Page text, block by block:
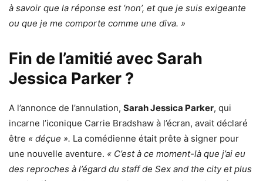
à savoir que la réponse est ‘non’, et que je suis exigeante
ou que je me comporte comme une diva. »
Fin de l’amitié avec Sarah
Jessica Parker ?
A l’annonce de l’annulation, Sarah Jessica Parker, qui
incarne l’iconique Carrie Bradshaw à l’écran, avait déclaré
être « déçue ». La comédienne était prête à signer pour
une nouvelle aventure. « C’est à ce moment-là que j’ai eu
des reproches à l’égard du staff de Sex and the city et plus